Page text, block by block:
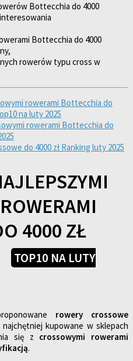
Bottecchia do 4000
Bottecchia do 4000
rowerów typu cross w
rowerami Bottecchia do
na luty 2025
rowerami Bottecchia do
do 4000 zł Ranking luty 2025
4000 ZŁ
TOP10 NA LUTY
rowery crossowe
kupowane w sklepach
się z crossowymi rowerami
.